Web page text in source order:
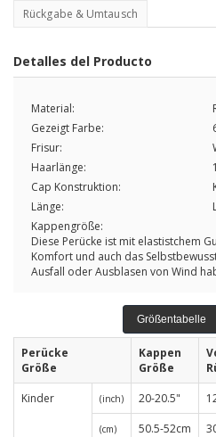
Rückgabe & Umtausch
Detalles del Producto
Material:
Gezeigt Farbe:
Frisur:
Haarlänge:
Cap Konstruktion:
Länge:
Kappengröße:
Diese Perücke ist mit elastistchem
Komfort und auch das
Ausfall oder Ausblasen von Wind
Größentabelle
Perücke
Größe
Kappen
Größe
Kinder (inch) 20-20.5"
(cm) 50.5-52cm